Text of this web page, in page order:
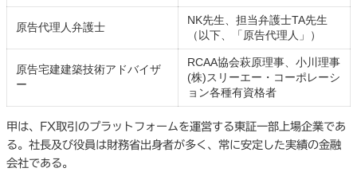
原告代理人弁護士
NK先生、担当弁護士TA先生
（以下、「原告代理人」）
原告宅建建築技術アドバイザ
ー
RCAA協会萩原理事、小川理事
(株)スリーエー・コーポレーシ
ョン各種有資格者
甲は、FX取引のプラットフォームを運営する東証一部上場企業であ
る。社長及び役員は財務省出身者が多く、常に安定した実績の金融
会社である。